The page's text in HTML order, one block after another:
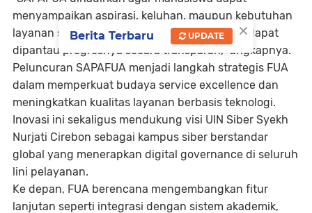
menyampaikan aspirasi, keluhan, maupun kebutuhan
layanan secara mudah, terdokumentasi, dan dapat
dipantau progresnya secara transparan,” ungkapnya.
Peluncuran SAPAFUA menjadi langkah strategis FUA
dalam memperkuat budaya service excellence dan
meningkatkan kualitas layanan berbasis teknologi.
Inovasi ini sekaligus mendukung visi UIN Siber Syekh
Nurjati Cirebon sebagai kampus siber berstandar
global yang menerapkan digital governance di seluruh
lini pelayanan.
Ke depan, FUA berencana mengembangkan fitur
lanjutan seperti integrasi dengan sistem akademik,
×
Berita Terbaru UPDATE